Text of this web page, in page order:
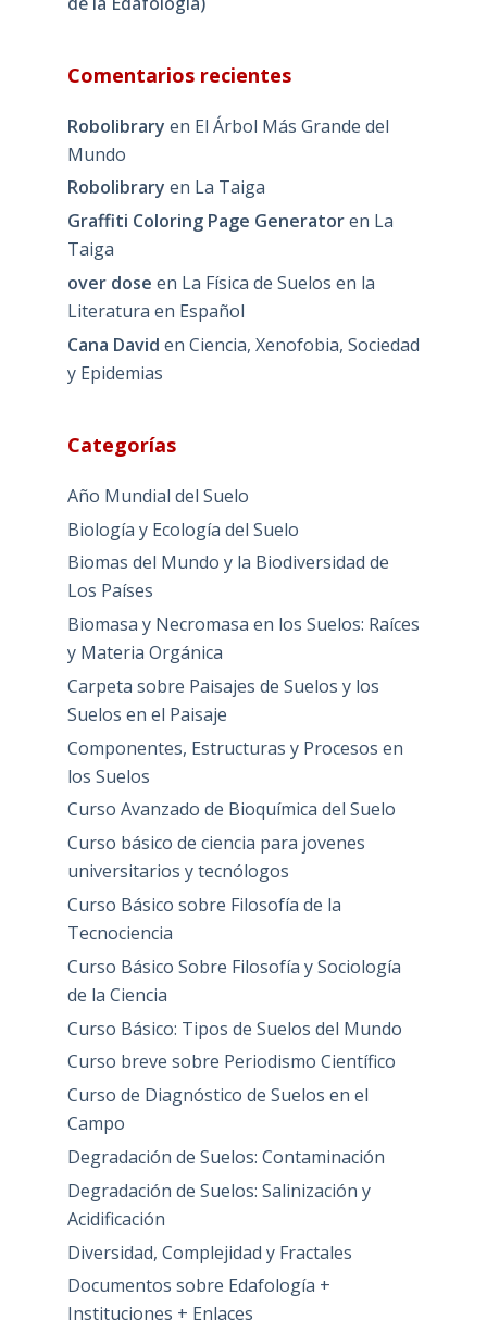
Comentarios recientes
Robolibrary en El Árbol Más Grande del
Mundo
Robolibrary en La Taiga
Graffiti Coloring Page Generatoren La
Taiga
over dose en La Física de Suelos en la
Literatura en Español
Cana David en Ciencia, Xenofobia, Sociedad
y Epidemias
Categorías
Año Mundial del Suelo
Biología y Ecología del Suelo
Biomas del Mundo y la Biodiversidad de
Los Países
Biomasa y Necromasa en los Suelos: Raíces
y Materia Orgánica
Carpeta sobre Paisajes de Suelos y los
Suelos en el Paisaje
Componentes, Estructuras y Procesos en
los Suelos
Curso Avanzado de Bioquímica del Suelo
Curso básico de ciencia para jovenes
universitarios y tecnólogos
Curso Básico sobre Filosofía de la
Tecnociencia
Curso Básico Sobre Filosofía y Sociología
de la Ciencia
Curso Básico: Tipos de Suelos del Mundo
Curso breve sobre Periodismo Científico
Curso de Diagnóstico de Suelos en el
Campo
Degradación de Suelos: Contaminación
Degradación de Suelos: Salinización y
Acidificación
Diversidad, Complejidad y Fractales
Documentos sobre Edafología +
Instituciones + Enlaces